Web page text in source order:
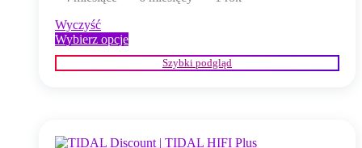
Wyczyść
Wybierz opcjeTen
produkt
ma
wybrać
Szybki podgląd